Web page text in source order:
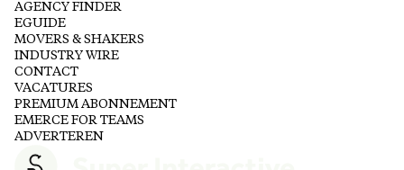
AGENCY FINDER
EGUIDE
MOVERS & SHAKERS
INDUSTRY WIRE
CONTACT
VACATURES
PREMIUM ABONNEMENT
EMERCE FOR TEAMS
ADVERTEREN